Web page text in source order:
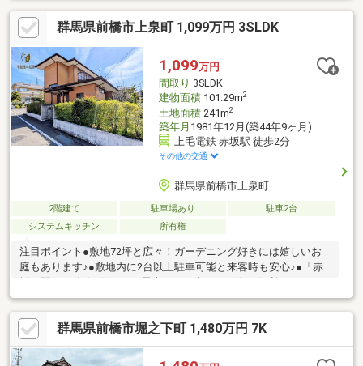
報知器設置、照明LED交換、クリーニング、防蟻工事等【おすす
めポイント】・シロアリ防除工事施工後5年間保証・雨漏り、構造
上主要な部分の欠陥や・腐食、給排水管の故障や漏水についてお
引渡しより２年間保証・新品の照明器具設置予定なので入居後に
すぐに生活が始められます
群馬県前橋市上泉町 1,099万円 3SLDK
1,099万円
間取り 3SLDK
建物面積101.29m2
土地面積241m2
築年月 1981年12月(築44年9ヶ月)
上毛電鉄 赤坂駅 徒歩2分
その他の交通
群馬県前橋市上泉町
2階建て 駐車場あり
駐車2台
システムキッチン
所有権
注目ポイント●敷地72坪と広々！ガーデニング好きには嬉しいお
庭もあります♪●敷地内に2台以上駐車可能と来客時も安心♪●「赤
♪◇◆◇◆◇◆◇◆◇◆◇◆◇◆◇◆◇◆◇◆◇◆◇◆◇＜今
日見たい・資料だけ欲しい・近くの物件も見てみたい＞何でもご
相談ください♪☆当社で掲載していない物件でもご案内できま
す。☆住宅ローンに強い会社です。☆しつこい営業は一切いたし
ません。☆お電話はこちらから⇒0279-26-2673☆メールでのご対
群馬県前橋市堀之下町 1,480万円 7K